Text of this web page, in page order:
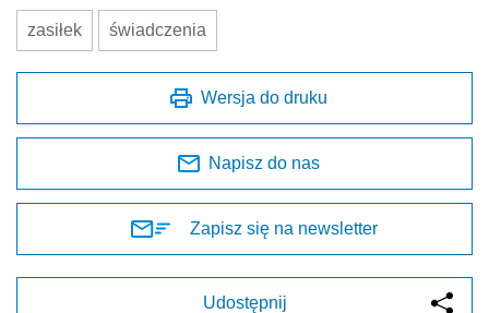
zasiłek świadczenia
Wersja do druku
Napisz do nas
Zapisz się na newsletter
Udostępnij